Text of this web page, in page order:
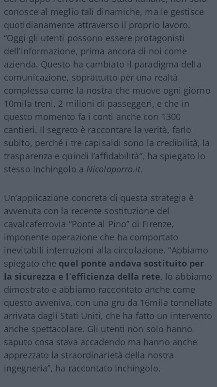
conosce al meglio tali dinamiche, ma le gestisce
quotidianamente attraverso il proprio lavoro.
“Oggi gli utenti possono essere protagonisti
dell’informazione, prima ancora di noi come
azienda. Questo ha cambiato il paradigma della
comunicazione, soprattutto per una realtà
complessa come la nostra che muove ogni giorno
10mila treni, 2 milioni di passeggeri, e che in
questo momento fa i conti anche con 1300
cantieri. Il segreto è raccontare la verità, farlo
subito, perché i tre capisaldi sono la credibilità, la
trasparenza e quindi l’affidabilità”, ha spiegato lo
stesso Inchingolo a Nicolaporro.it.
Un’applicazione concreta di questa strategia è
avvenuta con la recente sostituzione del
cavalcaferrovia “Ponte al Pino” di Firenze,
imponente operazione che ha comportato
inevitabili interruzioni alla circolazione. “Abbiamo
spiegato che quel ponte andava sostituito per
la sicurezza e l’efficienza della rete, lo abbiamo
dimostrato e abbiamo raccontato anche come
questo avveniva, con una gru da 16mila tonnellate
arrivata dagli Stati Uniti, che ha fatto un intervento
anche spettacolare. Gli utenti non solo hanno
saputo cosa stava accadendo ma hanno anche
apprezzato la straordinarietà della nostra
ingegneria”, ha raccontato Inchingolo.